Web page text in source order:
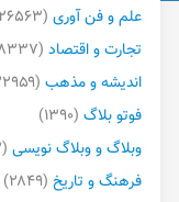
تماس با ما
علم و فن آوری (۲۶۵۶۳)
تجارت و اقتصاد (۸۳۳۷)
اندیشه و مذهب (۲۲۹۵۹)
فوتو بلاگ (۱۳۹۰)
وبلاگ و وبلاگ نویسی (۶۵۷۳)
فرهنگ و تاریخ (۲۸۴۹)